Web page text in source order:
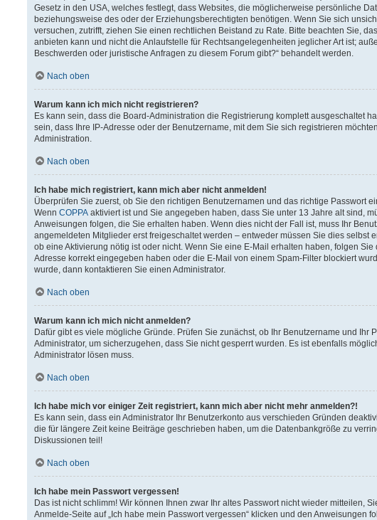
Gesetz in den USA, welches festlegt, dass Websites, die möglicherweise persönliche
beziehungsweise des oder der Erziehungsberechtigten benötigen. Wenn Sie sich
versuchen, zutrifft, ziehen Sie einen rechtlichen Beistand zu Rate. Bitte beachten Sie,
anbieten kann und nicht die Anlaufstelle für Rechtsangelegenheiten jeglicher Art ist;
Beschwerden oder juristische Anfragen zu diesem Forum gibt?“ behandelt werden.
Nach oben
Warum kann ich mich nicht registrieren?
Es kann sein, dass die Board-Administration die Registrierung komplett ausgeschaltet
sein, dass Ihre IP-Adresse oder der Benutzername, mit dem Sie sich registrieren
Administration.
Nach oben
Ich habe mich registriert, kann mich aber nicht anmelden!
Überprüfen Sie zuerst, ob Sie den richtigen Benutzernamen und das richtige Passwort
Wenn COPPA aktiviert ist und Sie angegeben haben, dass Sie unter 13 Jahre alt sind,
Anweisungen folgen, die Sie erhalten haben. Wenn dies nicht der Fall ist, muss Ihr
angemeldeten Mitglieder erst freigeschaltet werden – entweder müssen Sie dies
ob eine Aktivierung nötig ist oder nicht. Wenn Sie eine E-Mail erhalten haben, folgen
Adresse korrekt eingegeben haben oder die E-Mail von einem Spam-Filter blockiert
wurde, dann kontaktieren Sie einen Administrator.
Nach oben
Warum kann ich mich nicht anmelden?
Dafür gibt es viele mögliche Gründe. Prüfen Sie zunächst, ob Ihr Benutzername und
Administrator, um sicherzugehen, dass Sie nicht gesperrt wurden. Es ist ebenfalls
Administrator lösen muss.
Nach oben
Ich habe mich vor einiger Zeit registriert, kann mich aber nicht mehr anmelden?!
Es kann sein, dass ein Administrator Ihr Benutzerkonto aus verschieden Gründen
die für längere Zeit keine Beiträge geschrieben haben, um die Datenbankgröße zu
Diskussionen teil!
Nach oben
Ich habe mein Passwort vergessen!
Das ist nicht schlimm! Wir können Ihnen zwar Ihr altes Passwort nicht wieder mitteilen,
Anmelde-Seite auf „Ich habe mein Passwort vergessen“ klicken und den Anweisungen